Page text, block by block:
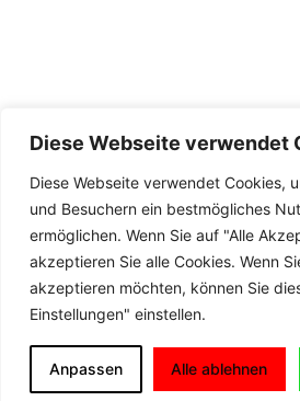
Diese Webseite verwendet
Diese Webseite verwendet Cookies,
und Besuchern ein bestmögliches
ermöglichen. Wenn Sie auf "Alle
akzeptieren Sie alle Cookies. Wenn
akzeptieren möchten, können Sie
Einstellungen" einstellen.
Anpassen Alle ablehnen